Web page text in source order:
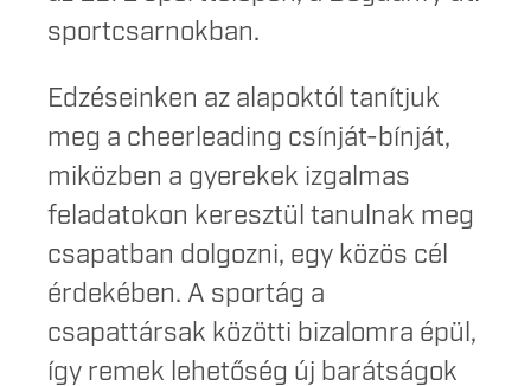
sportcsarnokban.
Edzéseinken az alapoktól tanítjuk
meg a cheerleading csínját-bínját,
miközben a gyerekek izgalmas
feladatokon keresztül tanulnak meg
csapatban dolgozni, egy közös cél
érdekében. A sportág a
csapattársak közötti bizalomra épül,
így remek lehetőség új barátságok